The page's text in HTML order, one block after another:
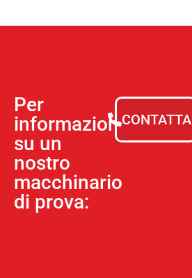
Per
informazioni
su un
nostro
macchinario
di prova: